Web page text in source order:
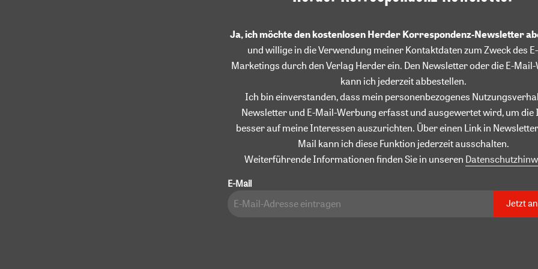
Ja, ich möchte den kostenlosen Herder Korrespondenz-Newsletter
und willige in die Verwendung meiner Kontaktdaten zum Zweck des
Marketings durch den Verlag Herder ein. Den Newsletter oder die E-
kann ich jederzeit abbestellen.
Ich bin einverstanden, dass mein personenbezogenes
Newsletter und E-Mail-Werbung erfasst und ausgewertet wird, um die
besser auf meine Interessen auszurichten. Über einen Link in
Mail kann ich diese Funktion jederzeit ausschalten.
Weiterführende Informationen finden Sie in unseren
E-Mail
Jetzt